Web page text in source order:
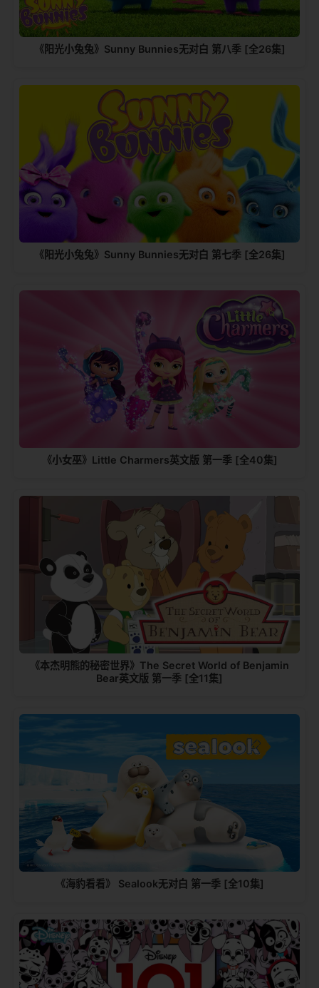
《阳光小兔兔》Sunny Bunnies无对白 第八季 [全26集]
《阳光小兔兔》Sunny Bunnies无对白 第七季 [全26集]
《小女巫》Little Charmers英文版 第一季 [全40集]
《本杰明熊的秘密世界》The Secret World of Benjamin
Bear英文版 第一季 [全11集]
《海豹看看》 Sealook无对白 第一季 [全10集]